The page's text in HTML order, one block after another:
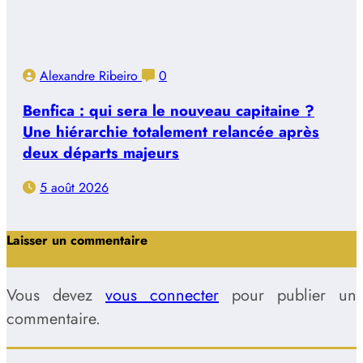
Alexandre Ribeiro 0
Benfica : qui sera le nouveau capitaine ?
Une hiérarchie totalement relancée après
deux départs majeurs
5 août 2026
Laisser un commentaire
Vous devez vous connecter pour publier un
commentaire.